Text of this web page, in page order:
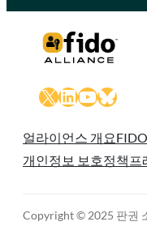
X LinkedIn
YouTube
얼라이언스 개요
개인정보 보호정책 프
Copyright © 2025 판권